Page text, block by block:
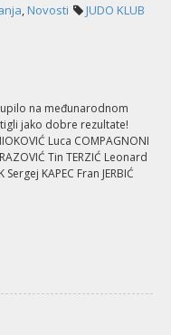
,Novosti
JUDO KLUB
na međunarodnom
jako dobre rezultate!
Luca COMPAGNONI
Tin TERZIĆ Leonard
KAPEC Fran JERBIĆ